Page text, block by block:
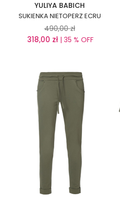
YULIYA BABICH
SUKIENKA NIETOPERZ ECRU
490,00 zł
318,00 zł| 35 % OFF